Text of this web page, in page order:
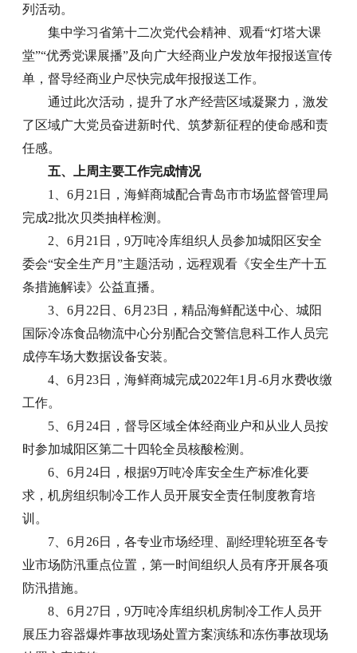
列活动。
集中学习省第十二次党代会精神、观看“灯塔大课
堂”“优秀党课展播”及向广大经商业户发放年报报送宣传
单，督导经商业户尽快完成年报报送工作。
通过此次活动，提升了水产经营区域凝聚力，激发
了区域广大党员奋进新时代、筑梦新征程的使命感和责
任感。
五、上周主要工作完成情况
1、6月21日，海鲜商城配合青岛市市场监督管理局
完成2批次贝类抽样检测。
2、6月21日，9万吨冷库组织人员参加城阳区安全
委会“安全生产月”主题活动，远程观看《安全生产十五
条措施解读》公益直播。
3、6月22日、6月23日，精品海鲜配送中心、城阳
国际冷冻食品物流中心分别配合交警信息科工作人员完
成停车场大数据设备安装。
4、6月23日，海鲜商城完成2022年1月-6月水费收缴
工作。
5、6月24日，督导区域全体经商业户和从业人员按
时参加城阳区第二十四轮全员核酸检测。
6、6月24日，根据9万吨冷库安全生产标准化要
求，机房组织制冷工作人员开展安全责任制度教育培
训。
7、6月26日，各专业市场经理、副经理轮班至各专
业市场防汛重点位置，第一时间组织人员有序开展各项
防汛措施。
8、6月27日，9万吨冷库组织机房制冷工作人员开
展压力容器爆炸事故现场处置方案演练和冻伤事故现场